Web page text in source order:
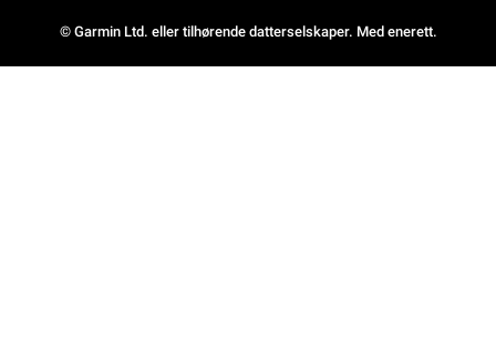
© Garmin Ltd. eller tilhørende datterselskaper. Med enerett.